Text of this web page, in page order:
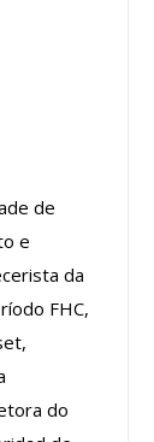
de
e
da
FHC,
do
A